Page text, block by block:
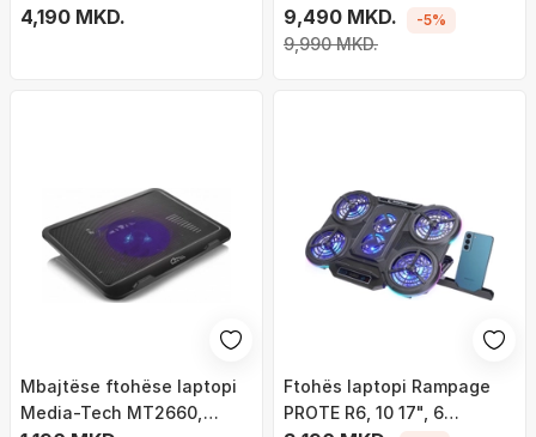
NHG-1858, 17.3", 5
4,190 MKD.
Extreme, deri 18", ndriçim
RGB, e zezë
9,490 MKD.
9,990 MKD.
-5%
Mbajtëse ftohëse laptopi
Media-Tech MT2660,
Ftohës laptopi Rampage
PROTE R6, 10 17", 6